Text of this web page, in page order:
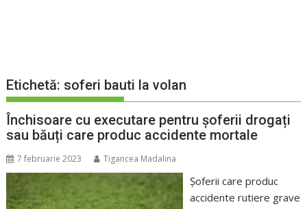
Etichetă: soferi bauti la volan
Închisoare cu executare pentru șoferii drogați
sau băuți care produc accidente mortale
7 februarie 2023 Tigancea Madalina
Șoferii care produc
accidente rutiere grave